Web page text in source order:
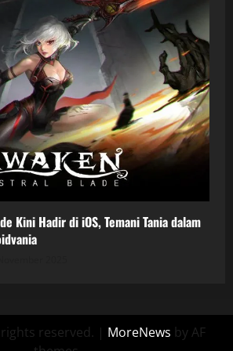
Kini Hadir di iOS, Temani Tania dalam
reserved. | MoreNews by AF